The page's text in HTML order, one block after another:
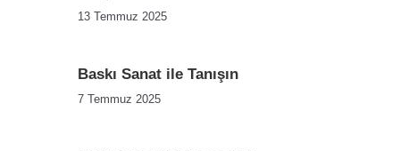
13 Temmuz 2025
Baskı Sanat ile Tanışın
7 Temmuz 2025